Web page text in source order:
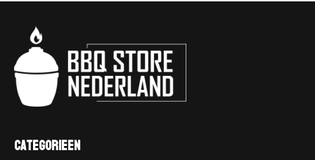
Categorieen